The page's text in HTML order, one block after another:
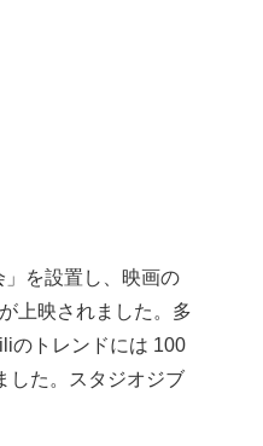
を設置し、映画の
上映されました。多
のトレンドには 100
した。スタジオジブ